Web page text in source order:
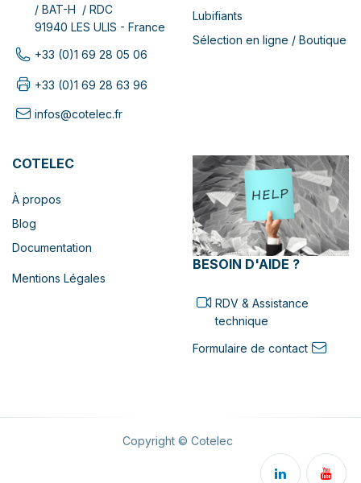
/ BAT-H / RDC
91940 LES ULIS - France
+33 (0)1 69 28 05 06
+33 (0)1 69 28 63 96
infos@cotelec.fr
Lubifiants
Sélection en ligne / Boutique
COTELEC
À propos
Blog
Documentation
Mentions Légales
BESOIN D'AIDE ?
RDV & Assistance
technique
Formulaire de contact
Copyright © Cotelec